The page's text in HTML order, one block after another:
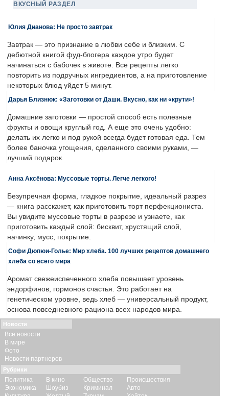
ВКУСНЫЙ РАЗДЕЛ
Юлия Дианова: Не просто завтрак
Завтрак — это признание в любви себе и близким. С
дебютной книгой фуд-блогера каждое утро будет
начинаться с бабочек в животе. Все рецепты легко
повторить из подручных ингредиентов, а на приготовление
некоторых блюд уйдет 5 минут.
Дарья Близнюк: «Заготовки от Даши. Вкусно, как ни «крути»!
Домашние заготовки — простой способ есть полезные
фрукты и овощи круглый год. А еще это очень удобно:
делать их легко и под рукой всегда будет готовая еда. Тем
более баночка угощения, сделанного своими руками, —
лучший подарок.
Анна Аксёнова: Муссовые торты. Легче легкого!
Безупречная форма, гладкое покрытие, идеальный разрез
— книга расскажет, как приготовить торт перфекциониста.
Вы увидите муссовые торты в разрезе и узнаете, как
приготовить каждый слой: бисквит, хрустящий слой,
начинку, мусс, покрытие.
Софи Дюпюи-Голье: Мир хлеба. 100 лучших рецептов домашнего
хлеба со всего мира
Аромат свежеиспеченного хлеба повышает уровень
эндорфинов, гормонов счастья. Это работает на
генетическом уровне, ведь хлеб — универсальный продукт,
основа повседневного рациона всех народов мира.
Новости
Все новости
В мире
Фото
Новости партнеров
Рубрики
Политика
Экономика
В кино
Шоубиз
Общество
Криминал
Происшествия
Авто